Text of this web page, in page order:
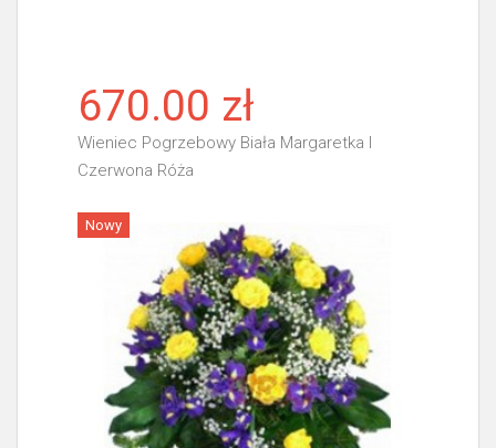
670.00 zł
Wieniec Pogrzebowy Biała Margaretka I
Czerwona Róża
Więcej
Nowy